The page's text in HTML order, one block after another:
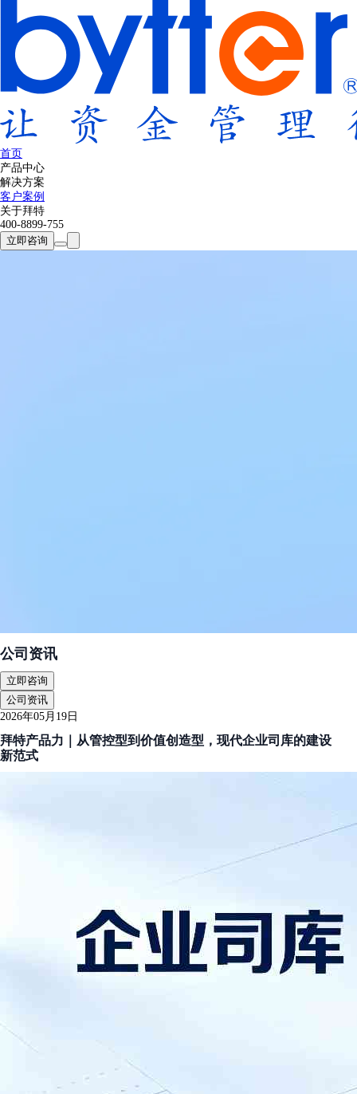
首页
产品中心
解决方案
客户案例
关于拜特
400-8899-755
立即咨询
公司资讯
立即咨询
公司资讯
2026年05月19日
拜特产品力｜从管控型到价值创造型，现代企业司库的建设
新范式